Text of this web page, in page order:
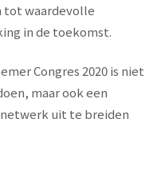
tot waardevolle
in de toekomst.
Congres 2020 is niet
maar ook een
uit te breiden